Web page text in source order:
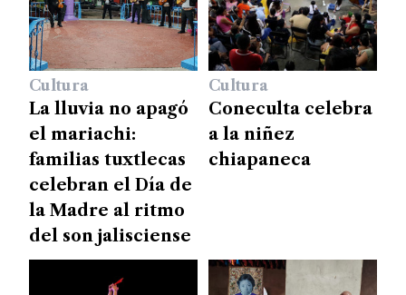
Cultura
La lluvia no apagó
el mariachi:
familias tuxtlecas
celebran el Día de
la Madre al ritmo
del son jalisciense
Cultura
Coneculta celebra
a la niñez
chiapaneca